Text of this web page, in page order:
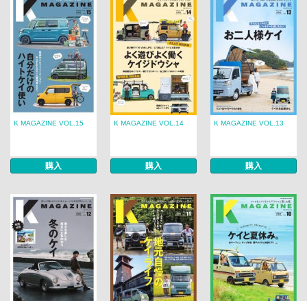
K MAGAZINE VOL.15
購入
K MAGAZINE VOL.14
購入
K MAGAZINE VOL.13
購入